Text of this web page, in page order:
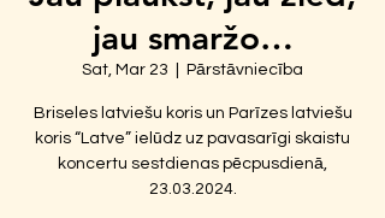
jau smaržo…
Sat, Mar 23 Pārstāvniecība
Briseles latviešu koris un Parīzes latviešu
koris “Latve” ielūdz uz pavasarīgi skaistu
koncertu sestdienas pēcpusdienā,
23.03.2024.